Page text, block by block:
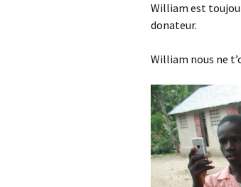
William est
donateur.
William nous ne